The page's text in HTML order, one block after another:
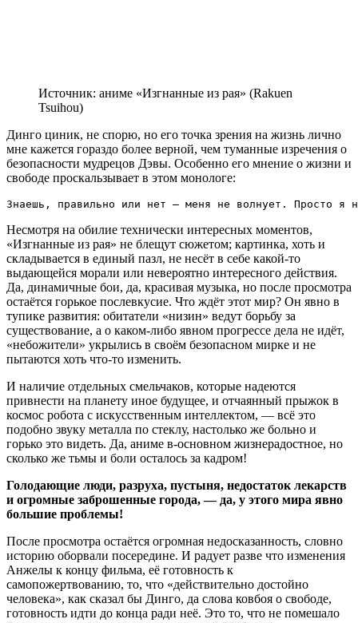
Источник: аниме «Изгнанные из рая» (Rakuen
Tsuihou)
Динго циник, не спорю, но его точка зрения на жизнь лично
мне кажется гораздо более верной, чем туманные изречения о
безопасности мудрецов Дэвы. Особенно его мнение о жизни и
свободе проскальзывает в этом монологе:
Знаешь, правильно или нет – меня не волнует. Просто
Несмотря на обилие технически интересных моментов,
«Изгнанные из рая» не блещут сюжетом; картинка, хоть и
складывается в единый пазл, не несёт в себе какой-то
выдающейся морали или невероятно интересного действия.
Да, динамичные бои, да, красивая музыка, но после просмотра
остаётся горькое послевкусие. Что ждёт этот мир? Он явно в
тупике развития: обитатели «низин» ведут борьбу за
существование, а о каком-либо явном прогрессе дела не идёт,
«небожители» укрылись в своём безопасном мирке и не
пытаются хоть что-то изменить.
И наличие отдельных смельчаков, которые надеются
привнести на планету иное будущее, и отчаянный прыжок в
космос робота с искусственным интеллектом, — всё это
подобно звуку металла по стеклу, настолько же больно и
горько это видеть. Да, аниме в-основном жизнерадостное, но
сколько же тьмы и боли осталось за кадром!
Голодающие люди, разруха, пустыня, недостаток лекарств
и огромные заброшенные города, — да, у этого мира явно
большие проблемы!
После просмотра остаётся огромная недосказанность, словно
историю оборвали посередине. И радует разве что изменения
Анжелы к концу фильма, её готовность к
самопожертвованию, то, что «действительно достойно
человека», как сказал бы Динго, да слова ковбоя о свободе,
готовность идти до конца ради неё. Это то, что не помешало